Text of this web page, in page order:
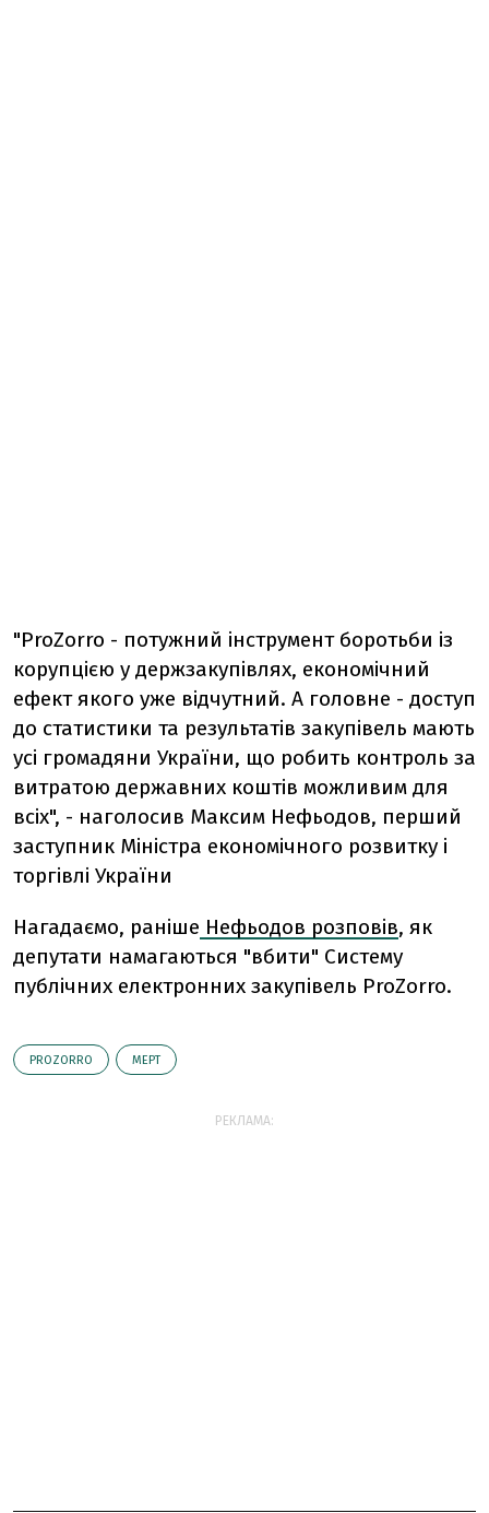
"ProZorro - потужний інструмент боротьби із
корупцією у держзакупівлях, економічний
ефект якого уже відчутний. А головне - доступ
до статистики та результатів закупівель мають
усі громадяни України, що робить контроль за
витратою державних коштів можливим для
всіх", - наголосив Максим Нефьодов, перший
заступник Міністра економічного розвитку і
торгівлі України
Нагадаємо, раніше Нефьодов розповів, як
депутати намагаються "вбити" Систему
публічних електронних закупівель ProZorro.
PROZORRO МЕРТ
РЕКЛАМА: